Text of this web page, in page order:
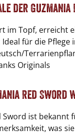
der Guzmania
im Topf, erreicht
Ideal für die
Originals
Red Sword
Sword ist
was